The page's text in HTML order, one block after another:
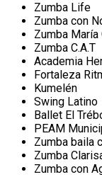
Zumba Life
Zumba con
Zumba María
Zumba C.A.T
Academia
Fortaleza
Kumelén
Swing Latino
Ballet El
PEAM
Zumba baila
Zumba
Zumba con